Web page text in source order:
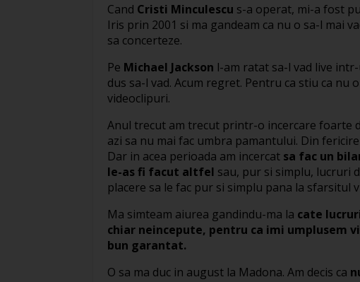
Cand Cristi Minculescu s-a operat, mi-a fost
Iris prin 2001 si ma gandeam ca nu o sa-l mai
sa concerteze.
Pe Michael Jackson l-am ratat sa-l vad live
dus sa-l vad. Acum regret. Pentru ca stiu ca nu
videoclipuri.
Anul trecut am trecut printr-o incercare foarte
azi sa nu mai fac umbra pamantului. Din
Dar in acea perioada am incercat sa fac un
le-as fi facut altfel sau, pur si simplu, lucruri
placere sa le fac pur si simplu pana la sfarsitul
Ma simteam aiurea gandindu-ma la cate
chiar neincepute, pentru ca imi umplusem
bun garantat.
O sa ma duc in august la Madona. Am decis ca